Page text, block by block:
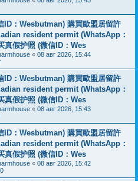
ID：Wesbutman) 購買歐盟居留許
resident permit (WhatsApp：
真假护照 (微信ID：Wes
« 08 авг 2026, 15:44
ID：Wesbutman) 購買歐盟居留許
resident permit (WhatsApp：
真假护照 (微信ID：Wes
« 08 авг 2026, 15:43
ID：Wesbutman) 購買歐盟居留許
resident permit (WhatsApp：
真假护照 (微信ID：Wes
« 08 авг 2026, 15:42